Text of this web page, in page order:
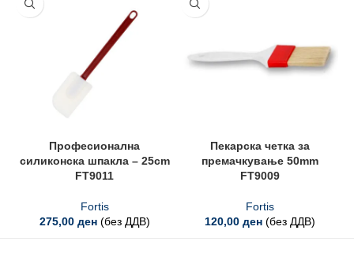
Професионална
силиконска шпакла – 25cm
FT9011
Fortis
275,00 ден (без ДДВ)
Пекарска четка за
премачкување 50mm
FT9009
Fortis
120,00 ден (без ДДВ)